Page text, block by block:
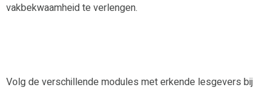
vakbekwaamheid te verlengen.
Volg de verschillende modules met erkende lesgevers bij